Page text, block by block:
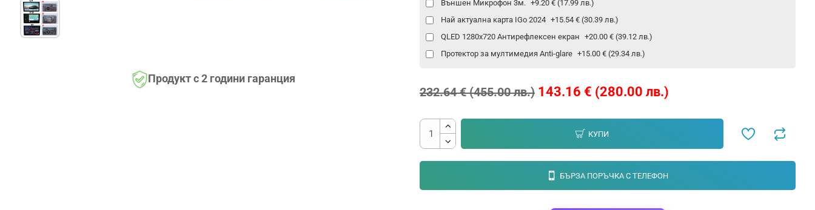
Продукт с 2 години гаранция
143.16 € (280.00 лв.)
232.64 € (455.00 лв.)
Външен Микрофон 3м. +9.20 € (17.99 лв.)
Най актуална карта IGo 2024 +15.54 € (30.39 лв.)
QLED 1280x720 Антирефлексен екран +20.00 € (39.12 лв.)
Протектор за мултимедия Anti-glare +15.00 € (29.34 лв.)
КУПИ
БЪРЗА ПОРЪЧКА С ТЕЛЕФОН